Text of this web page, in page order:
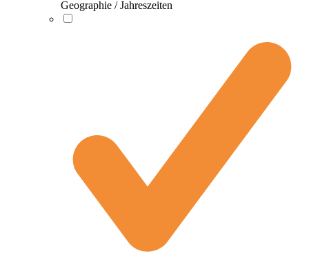
Geographie / Jahreszeiten